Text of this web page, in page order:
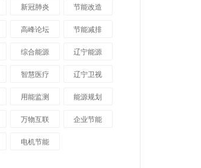
新冠肺炎 节能改造
高峰论坛 节能减排
综合能源 辽宁能源
智慧医疗 辽宁卫视
用能监测 能源规划
万物互联 企业节能
电机节能